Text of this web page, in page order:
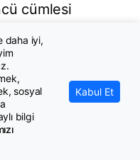
cümlesi
123,
74-79; E. 2020/7,
48).
alan kadroların
daha iyi,
sosyal
bilgi
Kabul Et